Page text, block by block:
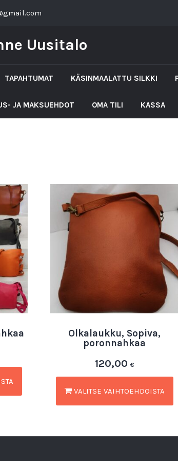
Uusitalo
TAPAHTUMAT KÄSINMAALATTU SILKKI
JA MAKSUEHDOT OMA TILI KASSA
Olkalaukku, Sopiva,
poronnahkaa
120,00 €
VALITSE VAIHTOEHDOISTA